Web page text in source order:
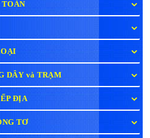
TOÀN
DÂY và TRẠM
ĐỊA
TƠ